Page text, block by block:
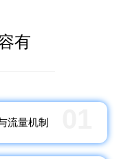
有
流量机制